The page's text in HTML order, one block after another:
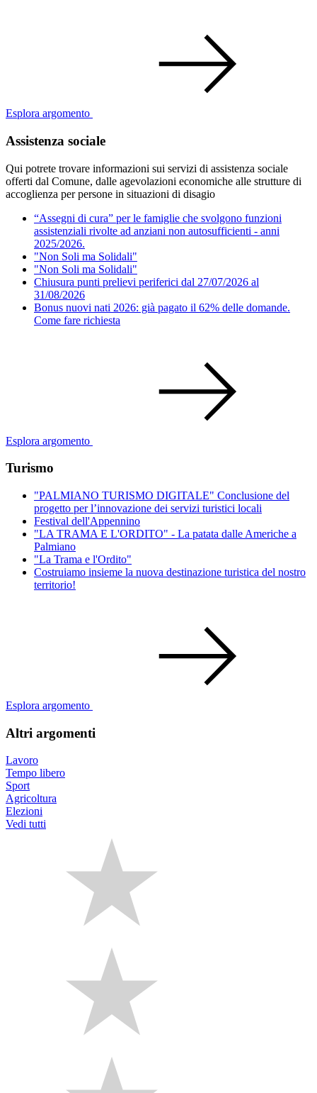
Esplora argomento
Assistenza sociale
Qui potrete trovare informazioni sui servizi di assistenza sociale
offerti dal Comune, dalle agevolazioni economiche alle strutture di
accoglienza per persone in situazioni di disagio
“Assegni di cura” per le famiglie che svolgono funzioni
assistenziali rivolte ad anziani non autosufficienti - anni
2025/2026.
"Non Soli ma Solidali"
"Non Soli ma Solidali"
Chiusura punti prelievi periferici dal 27/07/2026 al
31/08/2026
Bonus nuovi nati 2026: già pagato il 62% delle domande.
Come fare richiesta
Esplora argomento
Turismo
"PALMIANO TURISMO DIGITALE" Conclusione del
progetto per l’innovazione dei servizi turistici locali
Festival dell'Appennino
"LA TRAMA E L'ORDITO" - La patata dalle Americhe a
Palmiano
"La Trama e l'Ordito"
Costruiamo insieme la nuova destinazione turistica del nostro
territorio!
Esplora argomento
Altri argomenti
Lavoro
Tempo libero
Sport
Agricoltura
Elezioni
Vedi tutti